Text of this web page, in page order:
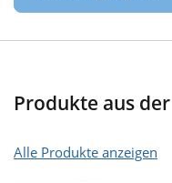
Produkte aus
Alle Produkte anzeigen